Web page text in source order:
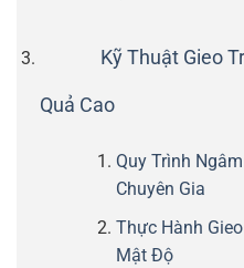
Kỹ Thuật Gieo
Quả Cao
Quy Trình
Chuyên Gia
Thực Hành
Mật Độ